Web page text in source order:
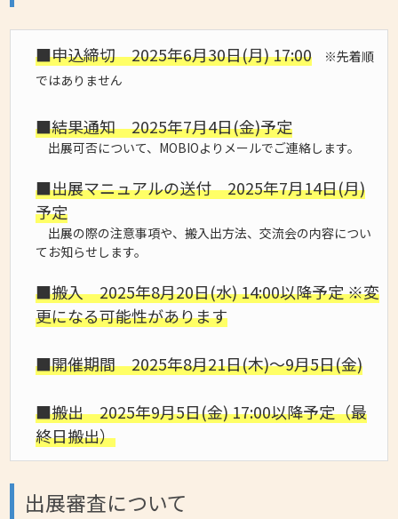
■申込締切 2025年6月30日(月) 17:00 ※先着順
ではありません
■結果通知 2025年7月4日(金)予定
出展可否について、MOBIOよりメールでご連絡します。
■出展マニュアルの送付 2025年7月14日(月)
予定
出展の際の注意事項や、搬入出方法、交流会の内容につい
てお知らせします。
■搬入 2025年8月20日(水) 14:00以降予定 ※変
更になる可能性があります
■開催期間 2025年8月21日(木)～9月5日(金)
■搬出 2025年9月5日(金) 17:00以降予定（最
終日搬出）
出展審査について